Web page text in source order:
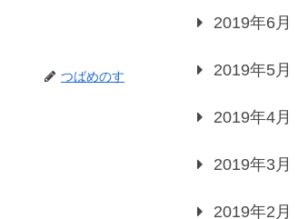
つばめのす
2019年6月
2019年5月
2019年4月
2019年3月
2019年2月